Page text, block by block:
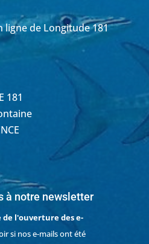
ligne de Longitude 181
181
à notre newsletter
de l'ouverture des e-
si nos e-mails ont été